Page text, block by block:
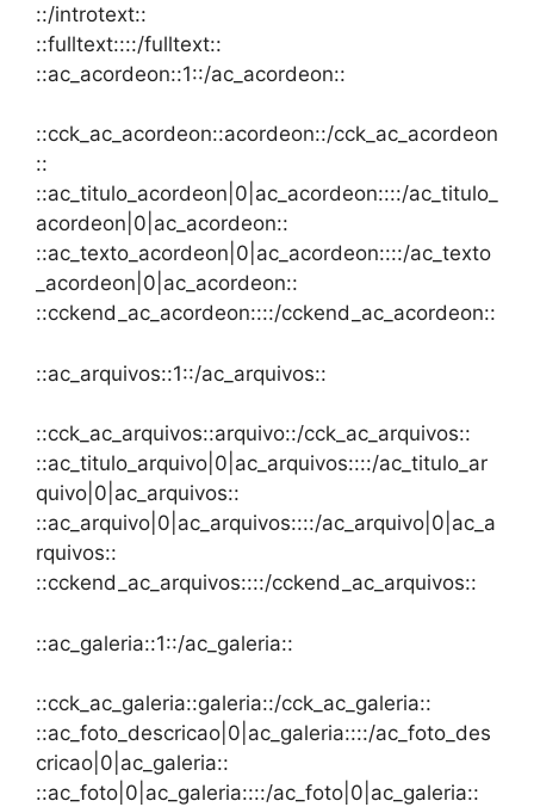
::/introtext::
::fulltext::::/fulltext::
::ac_acordeon::1::/ac_acordeon::
::cck_ac_acordeon::acordeon::/cck_ac_acordeon
::
::ac_titulo_acordeon|0|ac_acordeon::::/ac_titulo_
acordeon|0|ac_acordeon::
::ac_texto_acordeon|0|ac_acordeon::::/ac_texto
_acordeon|0|ac_acordeon::
::cckend_ac_acordeon::::/cckend_ac_acordeon::
::ac_arquivos::1::/ac_arquivos::
::cck_ac_arquivos::arquivo::/cck_ac_arquivos::
::ac_titulo_arquivo|0|ac_arquivos::::/ac_titulo_ar
quivo|0|ac_arquivos::
::ac_arquivo|0|ac_arquivos::::/ac_arquivo|0|ac_a
rquivos::
::cckend_ac_arquivos::::/cckend_ac_arquivos::
::ac_galeria::1::/ac_galeria::
::cck_ac_galeria::galeria::/cck_ac_galeria::
::ac_foto_descricao|0|ac_galeria::::/ac_foto_des
cricao|0|ac_galeria::
::ac_foto|0|ac_galeria::::/ac_foto|0|ac_galeria::